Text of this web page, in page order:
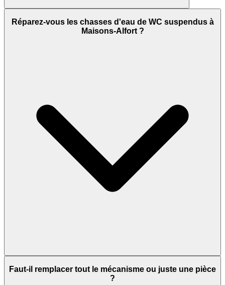
Réparez-vous les chasses d'eau de WC suspendus à
Maisons-Alfort ?
Faut-il remplacer tout le mécanisme ou juste une pièce
?